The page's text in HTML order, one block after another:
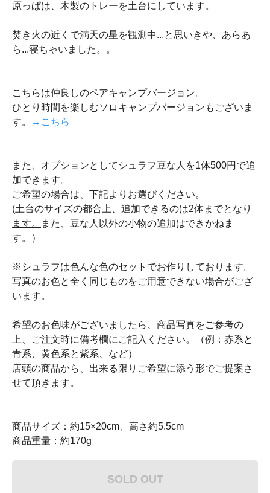
原っぱは、木製のトレーを土台にしています。
焚き火の近くで満天の星を観測中...と思いきや、あらあ
ら...寝ちゃいました。。
こちらは仲良しのペアキャンプバージョン。
ひとり時間を楽しむソロキャンプバージョンもございま
す。
→こちら
また、オプションとしてシュラフ豆な人を1体500円で追
加できます。
ご希望の場合は、下記よりお選びください。
(土台のサイズの都合上、 追加できるのは2体までとなり
ます。
また、豆な人以外の小物の追加はできかねま
す。）
※シュラフは色んな色のセットでお作りしております。
写真のお色と全く同じものをご用意できない場合がござ
います。
希望のお色味がございましたら、商品写真をご参考の
上、ご注文時に備考欄にご記入ください。（例：赤系と
青系、黄色系と紫系、など）
店頭の商品から、出来る限りご希望に添う形でご提案さ
せて頂きます。
商品サイズ：約15×20cm、高さ約5.5cm
商品重量：約170g
SOLD OUT